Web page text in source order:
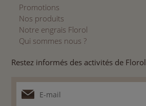
Promotions
Nos produits
Notre engrais Florol
Qui sommes nous ?
Restez informés des activités de Florol